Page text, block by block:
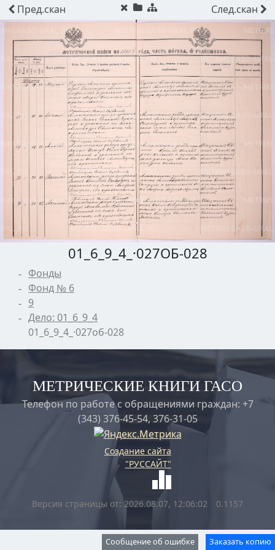
Пред.скан След.скан
01_6_9_4_·027ОБ-028
Фонды
Фонд № 6
9
Дело: 01_6_9_4
01_6_9_4_·027об-028
Сообщение об ошибке Заказать копию
МЕТРИЧЕСКИЕ КНИГИ ГАСО
Телефон по работе с обращениями граждан: +7
(343) 376-45-54, 376-31-05
Создание сайта
"РУССАЙТ"
Версия страницы от: 2026.08.07, 12:06:02 0.1157